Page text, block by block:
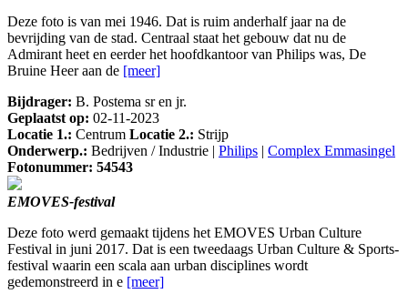
Deze foto is van mei 1946. Dat is ruim anderhalf jaar na de
bevrijding van de stad. Centraal staat het gebouw dat nu de
Admirant heet en eerder het hoofdkantoor van Philips was, De
Bruine Heer aan de [meer]
Bijdrager: B. Postema sr en jr.
Geplaatst op: 02-11-2023
Locatie 1.: Centrum Locatie 2.: Strijp
Onderwerp.: Bedrijven / Industrie | Philips | Complex Emmasingel
Fotonummer: 54543
EMOVES-festival
Deze foto werd gemaakt tijdens het EMOVES Urban Culture
Festival in juni 2017. Dat is een tweedaags Urban Culture & Sports-
festival waarin een scala aan urban disciplines wordt
gedemonstreerd in e [meer]